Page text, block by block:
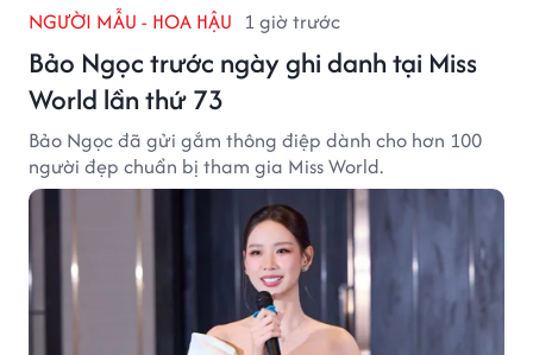
NGƯỜI MẪU - HOA HẬU 1 giờ trước
Bảo Ngọc trước ngày ghi danh tại Miss
World lần thứ 73
Bảo Ngọc đã gửi gắm thông điệp dành cho hơn 100
người đẹp chuẩn bị tham gia Miss World.